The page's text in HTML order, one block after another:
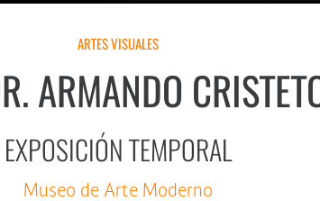
ARTES VISUALES
ARMANDO
EXPOSICIÓN TEMPORAL
Museo de Arte Moderno